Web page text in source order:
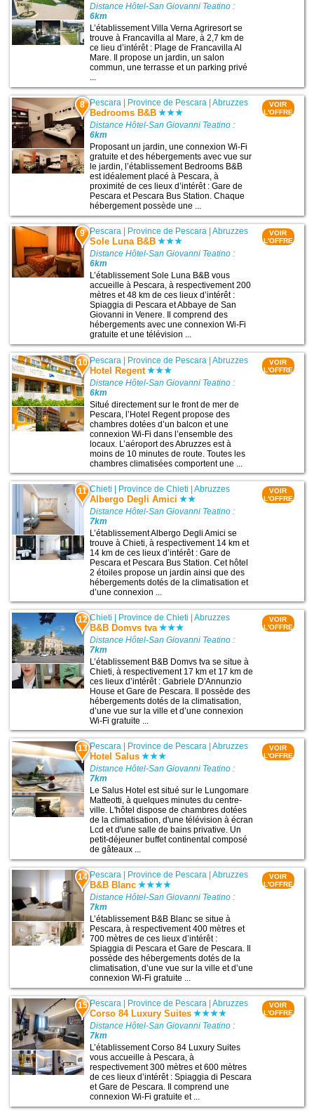
Distance Hôtel-San Giovanni Teatino :
6km
L’établissement Villa Verna Agriresort se
trouve à Francavilla al Mare, à 2,7 km de
ce lieu d’intérêt : Plage de Francavilla Al
Mare. Il propose un jardin, un salon
commun, une terrasse et un parking privé
...
8 Pescara Province de Pescara |Abruzzes
Bedrooms B&B
Distance Hôtel-San Giovanni Teatino :
6km
Proposant un jardin, une connexion Wi-Fi
gratuite et des hébergements avec vue sur
le jardin, l’établissement Bedrooms B&B
est idéalement placé à Pescara, à
proximité de ces lieux d’intérêt : Gare de
Pescara et Pescara Bus Station. Chaque
hébergement possède une ...
VOIR
L'OFFRE
9 Pescara Province de Pescara |Abruzzes
Sole Luna B&B
Distance Hôtel-San Giovanni Teatino :
6km
L’établissement Sole Luna B&B vous
accueille à Pescara, à respectivement 200
mètres et 48 km de ces lieux d’intérêt :
Spiaggia di Pescara et Abbaye de San
Giovanni in Venere. Il comprend des
hébergements avec une connexion Wi-Fi
gratuite et une télévision ...
VOIR
L'OFFRE
10 Pescara | Province de Pescara |Abruzzes
Hotel Regent
Distance Hôtel-San Giovanni Teatino :
6km
Situé directement sur le front de mer de
Pescara, l’Hotel Regent propose des
chambres dotées d’un balcon et une
connexion Wi-Fi dans l’ensemble des
locaux. L’aéroport des Abruzzes est à
moins de 10 minutes de route. Toutes les
chambres climatisées comportent une ...
VOIR
L'OFFRE
11 Chieti | Province de Chieti |Abruzzes
Albergo Degli Amici
Distance Hôtel-San Giovanni Teatino :
7km
L’établissement Albergo Degli Amici se
trouve à Chieti, à respectivement 14 km et
14 km de ces lieux d’intérêt : Gare de
Pescara et Pescara Bus Station. Cet hôtel
2 étoiles propose un jardin ainsi que des
hébergements dotés de la climatisation et
d’une connexion ...
VOIR
L'OFFRE
12 Chieti | Province de Chieti |Abruzzes
B&B Domvs tva
Distance Hôtel-San Giovanni Teatino :
7km
L’établissement B&B Domvs tva se situe à
Chieti, à respectivement 17 km et 17 km de
ces lieux d’intérêt : Gabriele D'Annunzio
House et Gare de Pescara. Il possède des
hébergements dotés de la climatisation,
d’une vue sur la ville et d’une connexion
Wi-Fi gratuite ...
VOIR
L'OFFRE
13 Pescara Province de Pescara |Abruzzes
Hotel Salus
Distance Hôtel-San Giovanni Teatino :
7km
Le Salus Hotel est situé sur le Lungomare
Matteotti, à quelques minutes du centre-
ville. L'hôtel dispose de chambres dotées
de la climatisation, d'une télévision à écran
Lcd et d'une salle de bains privative. Un
petit-déjeuner buffet continental composé
de gâteaux ...
VOIR
L'OFFRE
14 Pescara Province de Pescara |Abruzzes
B&B Blanc
Distance Hôtel-San Giovanni Teatino :
7km
L’établissement B&B Blanc se situe à
Pescara, à respectivement 400 mètres et
700 mètres de ces lieux d’intérêt :
Spiaggia di Pescara et Gare de Pescara. Il
possède des hébergements dotés de la
climatisation, d’une vue sur la ville et d’une
connexion Wi-Fi gratuite ...
VOIR
L'OFFRE
15 Pescara Province de Pescara |Abruzzes
Corso 84 Luxury Suites
Distance Hôtel-San Giovanni Teatino :
7km
L’établissement Corso 84 Luxury Suites
vous accueille à Pescara, à
respectivement 300 mètres et 600 mètres
de ces lieux d’intérêt : Spiaggia di Pescara
et Gare de Pescara. Il comprend une
connexion Wi-Fi gratuite et ...
VOIR
L'OFFRE